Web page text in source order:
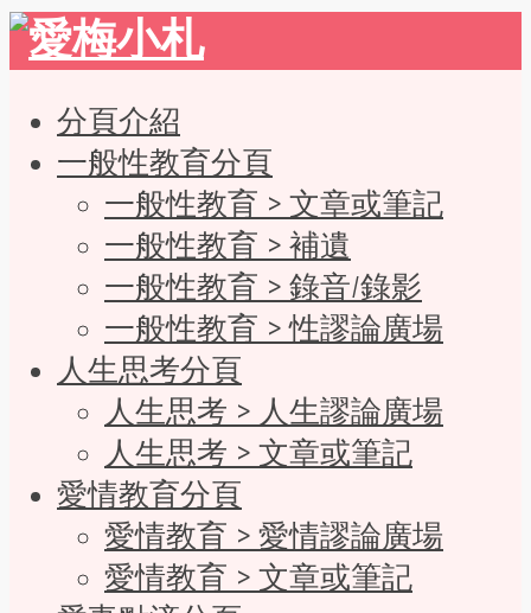
分頁介紹
一般性教育分頁
一般性教育 > 文章或筆記
一般性教育 > 補遺
一般性教育 > 錄音/錄影
一般性教育 > 性謬論廣場
人生思考分頁
人生思考 > 人生謬論廣場
人生思考 > 文章或筆記
愛情教育分頁
愛情教育 > 愛情謬論廣場
愛情教育 > 文章或筆記